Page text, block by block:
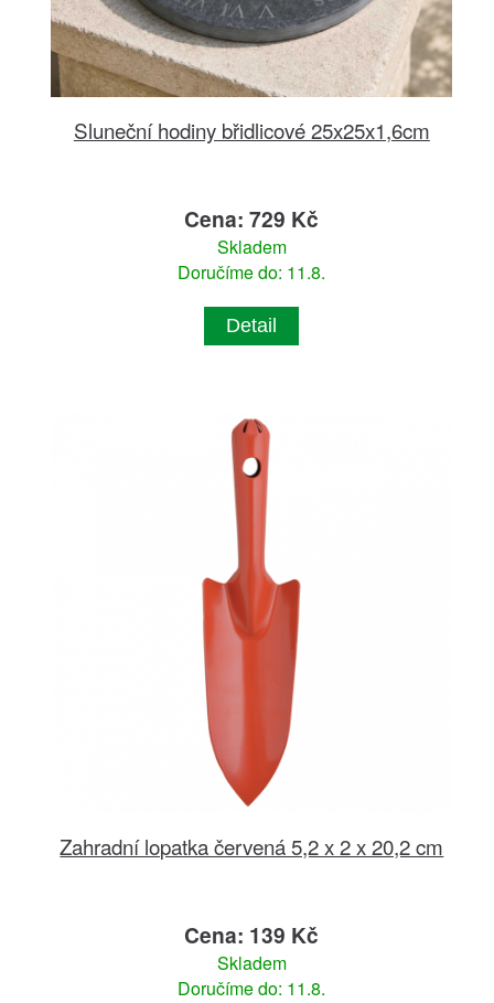
Sluneční hodiny břidlicové 25x25x1,6cm
Cena: 729 Kč
Skladem
Doručíme do: 11.8.
Detail
Zahradní lopatka červená 5,2 x 2 x 20,2 cm
Cena: 139 Kč
Skladem
Doručíme do: 11.8.